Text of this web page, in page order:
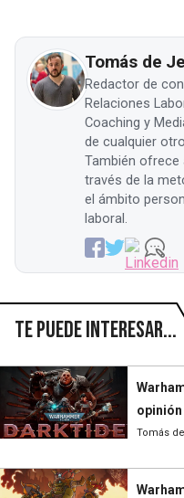
Tomás de
Redactor de
Relaciones
Coaching y
de cualquier
También
través de la
el ámbito
laboral.
Te puede interesar...
opinión
Tomás